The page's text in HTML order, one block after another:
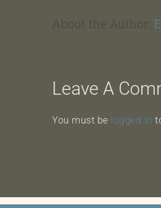
About the Author:
Leave A
You must be logged in